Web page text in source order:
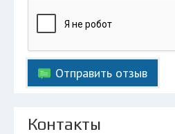
Отправить отзыв
Контакты